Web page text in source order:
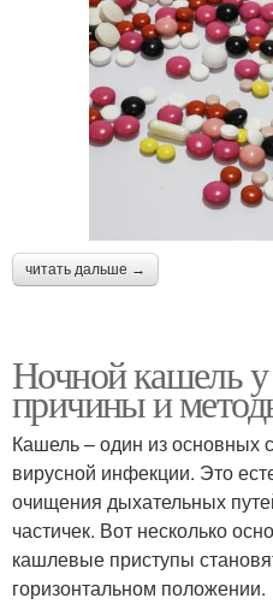
читать дальше →
Ночной кашель у
причины и
Кашель – один из основных
вирусной инфекции. Это
очищения дыхательных
частичек. Вот несколько
кашлевые приступы
горизонтальном положении.